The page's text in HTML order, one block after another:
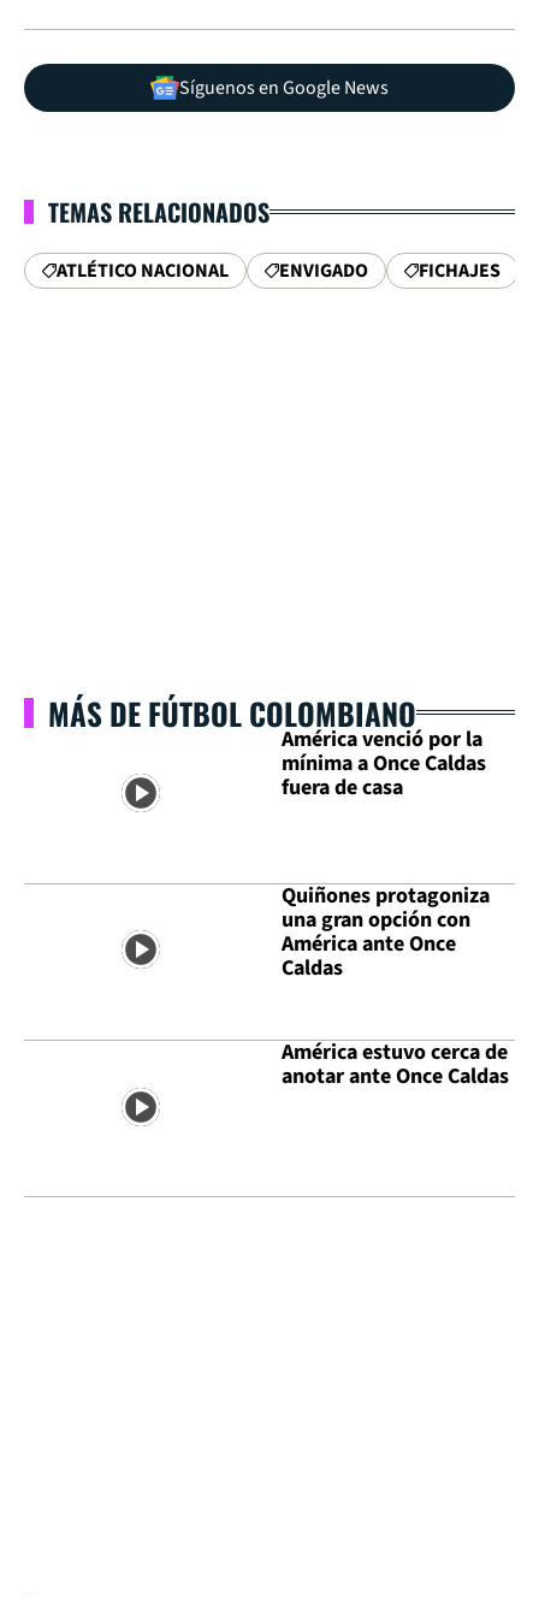
Síguenos en Google News
TEMAS RELACIONADOS
ATLÉTICO NACIONAL ENVIGADO FICHAJES
MÁS DE FÚTBOL COLOMBIANO
América venció por la
mínima a Once Caldas
fuera de casa
Quiñones protagoniza
una gran opción con
América ante Once
Caldas
América estuvo cerca de
anotar ante Once Caldas